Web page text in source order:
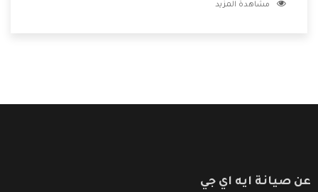
الشركة بها والتى تكون منها خدمة الصيانة التى تكون من أهم
مشاهدة المزيد
عن صيانة ايه اي جي